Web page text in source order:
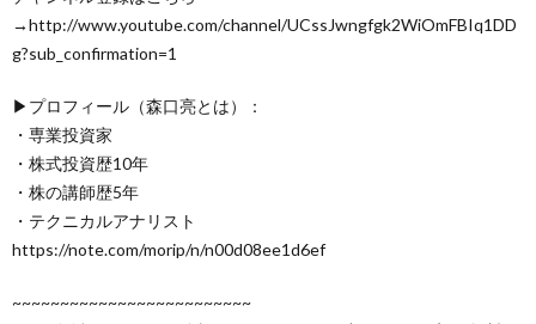
→http://www.youtube.com/channel/UCssJwngfgk2WiOmFBIq1DD
g?sub_confirmation=1
▶プロフィール（森口亮とは）：
・専業投資家
・株式投資歴10年
・株の講師歴5年
・テクニカルアナリスト
https://note.com/morip/n/n00d08ee1d6ef
~~~~~~~~~~~~~~~~~~~~~~~~~